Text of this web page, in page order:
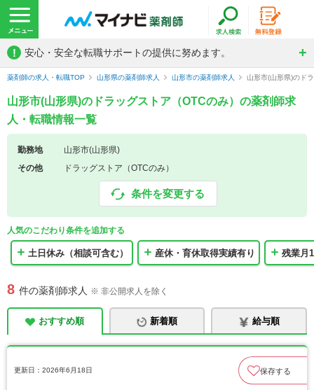
! 安心・安全な転職サポートの提供に努めます。
薬剤師の求人・転職TOP 山形県の薬剤師求人 山形市の薬剤師求人 山形市(山形県)のド
山形市(山形県)のドラッグストア（OTCのみ）の薬剤師求
人・転職情報一覧
勤務地
山形市(山形県)
その他
ドラッグストア（OTCのみ）
条件を変更する
人気のこだわり条件を追加する
土日休み（相談可含む） 産休・育休取得実績有り 残業月
8 件の薬剤師求人 ※ 非公開求人を除く
おすすめ順 新着順 給与順
更新日：2026年6月18日 保存する